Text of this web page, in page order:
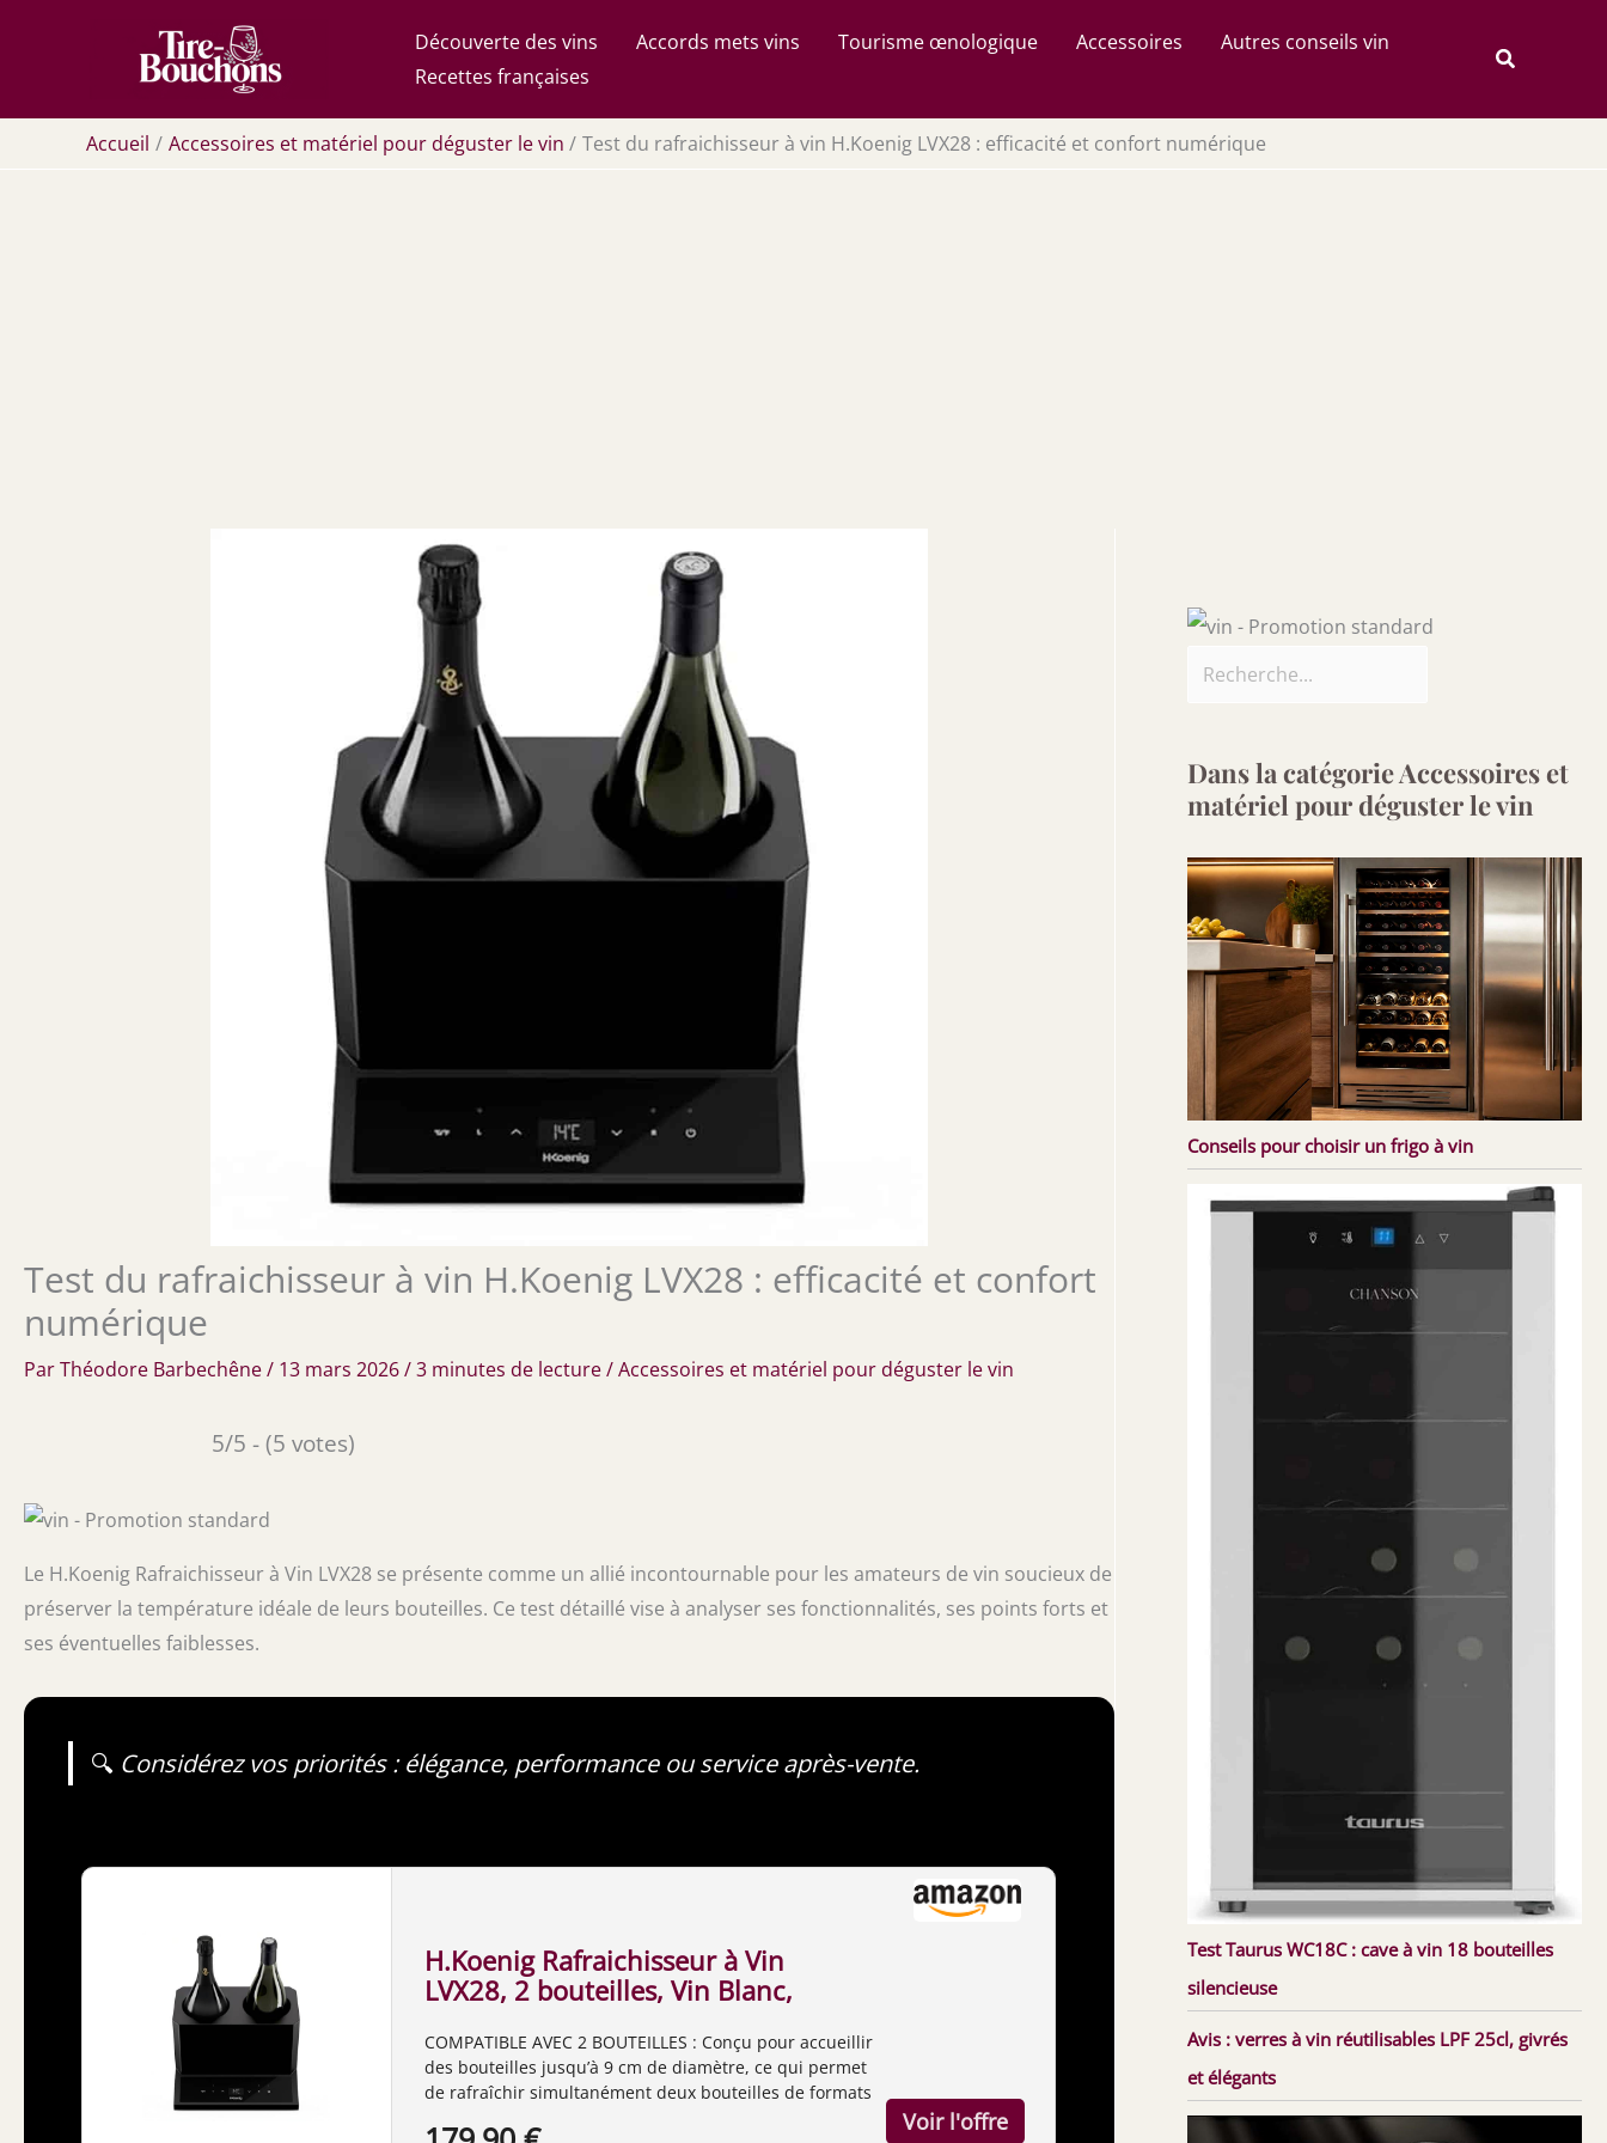
Découverte des vins Accords mets vins Tourisme œnologique Accessoires
Autres conseils vin
Recettes françaises
Rechercher
Accueil Accessoires et matériel pour déguster le vin Test du rafraichisseur à vin H.Koenig LVX28 : efficacité et confort numérique
Test du rafraichisseur à vin H.Koenig LVX28 : efficacité et confort
numérique
ParThéodore Barbechêne/ 13 mars 2026/3 minutes de lecture/Accessoires et matériel pour déguster le vin
5/5 - (5 votes)
Le H.Koenig Rafraichisseur à Vin LVX28 se présente comme un allié incontournable pour les amateurs de vin soucieux de
préserver la température idéale de leurs bouteilles. Ce test détaillé vise à analyser ses fonctionnalités, ses points forts et
ses éventuelles faiblesses.
🔍 Considérez vos priorités : élégance, performance ou service après-vente.
H.Koenig Rafraichisseur à Vin
LVX28, 2 bouteilles, Vin Blanc,
Jusqu'à 9cm de Diamètre,
Température Réglable de 5°C à
18°C, Contrôle Digital, Système
COMPATIBLE AVEC 2 BOUTEILLES : Conçu pour accueillir
des bouteilles jusqu’à 9 cm de diamètre, ce qui permet
de rafraîchir simultanément deux bouteilles de formats
Dans la catégorie Accessoires et
matériel pour déguster le vin
Conseils pour choisir un frigo à vin
Test Taurus WC18C : cave à vin 18 bouteilles
silencieuse
Avis : verres à vin réutilisables LPF 25cl, givrés
et élégants